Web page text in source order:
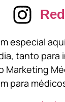
especial
tanto
Marketing
para